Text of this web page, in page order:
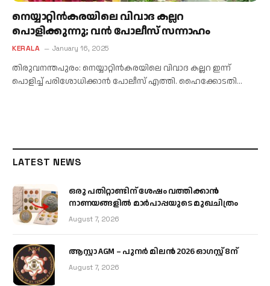
നെയ്യാറ്റിൻകരയിലെ വിവാദ കല്ലറ
പൊളിക്കുന്നു; വൻ പോലീസ് സന്നാഹം
KERALA January 16, 2025
തിരുവനന്തപുരം: നെയ്യാറ്റിൻകരയിലെ വിവാദ കല്ലറ ഇന്ന്
പൊളിച്ച് പരിശോധിക്കാൻ പോലീസ് എത്തി. ഹൈക്കോടതി…
LATEST NEWS
ഒരു പതിറ്റാണ്ടിന് ശേഷം വത്തിക്കാൻ
നാണയങ്ങളിൽ മാർപാപ്പയുടെ മുഖചിത്രം
August 7, 2026
ആസ്റ്റാ AGM – പുനർ മിലൻ 2026 ഓഗസ്റ്റ് 8ന്
August 7, 2026